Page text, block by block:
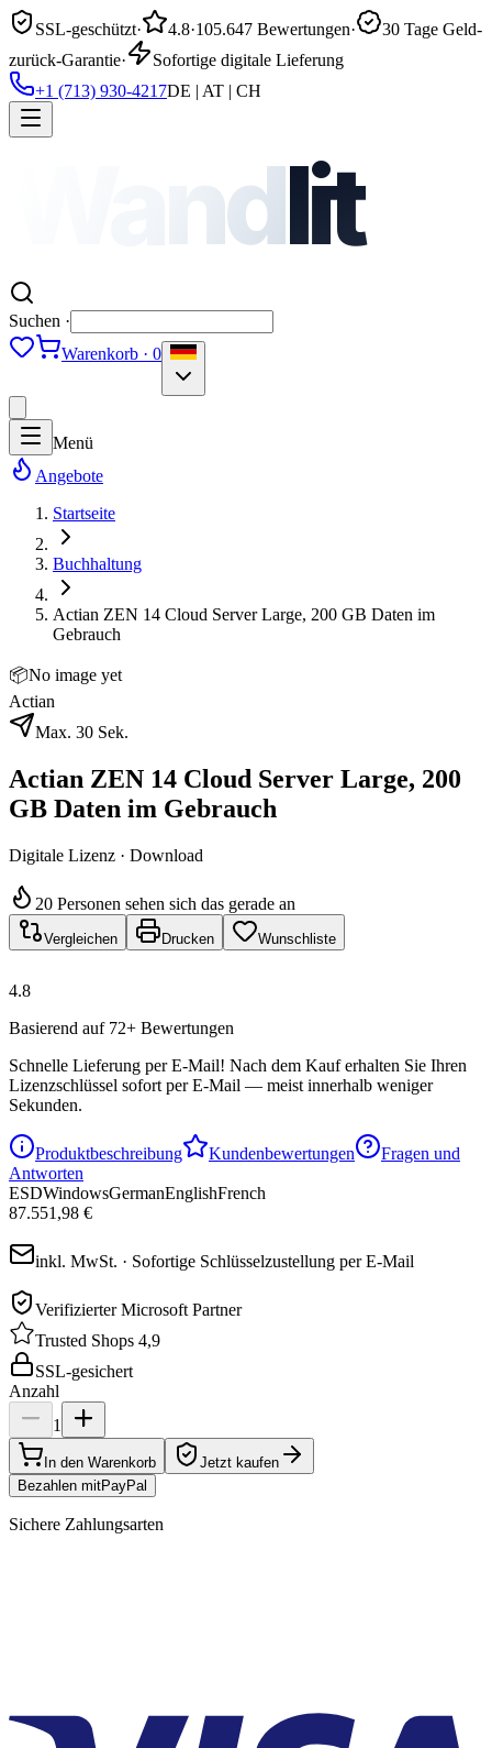
SSL-geschützt· 4.8·105.647 Bewertungen·
30 Tage Geld-
zurück-Garantie·
Sofortige digitale Lieferung
+1 (713) 930-4217DE | AT | CH
Wandlit
Suchen ·
Warenkorb · 0
Menü
Angebote
Startseite
Buchhaltung
Actian ZEN 14 Cloud Server Large, 200 GB Daten im
Gebrauch
📦No image yet
Actian
Max. 30 Sek.
Actian ZEN 14 Cloud Server Large, 200
GB Daten im Gebrauch
Digitale Lizenz · Download
20 Personen sehen sich das gerade an
Vergleichen Drucken Wunschliste
4.8
Basierend auf 72+ Bewertungen
Schnelle Lieferung per E-Mail! Nach dem Kauf erhalten Sie Ihren
Lizenzschlüssel sofort per E-Mail — meist innerhalb weniger
Sekunden.
Produktbeschreibung Kundenbewertungen
Fragen und
Antworten
ESDWindowsGermanEnglishFrench
87.551,98 €
inkl. MwSt. · Sofortige Schlüsselzustellung per E-Mail
Verifizierter Microsoft Partner
Trusted Shops 4,9
SSL-gesichert
Anzahl
1
In den Warenkorb
Jetzt kaufen
Bezahlen mitPayPal
Sichere Zahlungsarten